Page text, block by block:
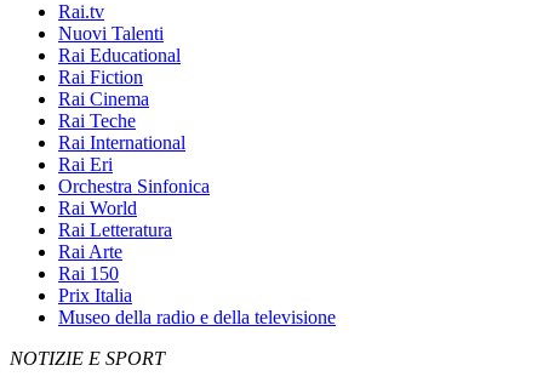
Rai.tv
Nuovi Talenti
Rai Educational
Rai Fiction
Rai Cinema
Rai Teche
Rai International
Rai Eri
Orchestra Sinfonica
Rai World
Rai Letteratura
Rai Arte
Rai 150
Prix Italia
Museo della radio e della televisione
NOTIZIE E SPORT